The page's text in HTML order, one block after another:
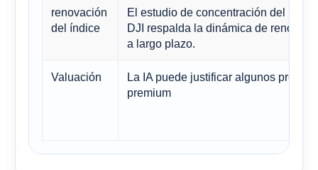
renovación
del índice
El estudio de concentración del S&P
DJI respalda la dinámica de
a largo plazo.
Valuación
La IA puede justificar algunos precios
premium